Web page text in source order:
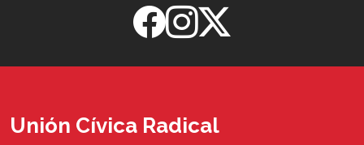
Unión Cívica Radical